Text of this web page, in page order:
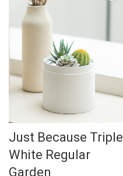
Just Because Triple
White Regular
Garden